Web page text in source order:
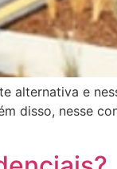
alternativa e
disso, nesse